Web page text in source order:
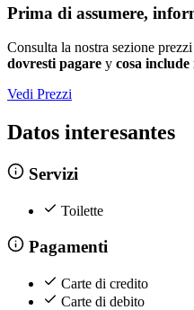
Prima di assumere,
Consulta la nostra sezione
dovresti pagare y cosa
Vedi Prezzi
Datos interesantes
Servizi
Toilette
Pagamenti
Carte di credito
Carte di debito